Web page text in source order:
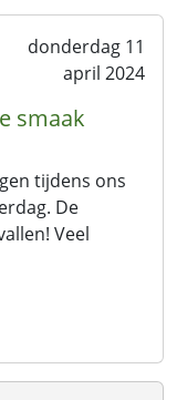
donderdag 11
april 2024
smaak
tijdens ons
De
Veel